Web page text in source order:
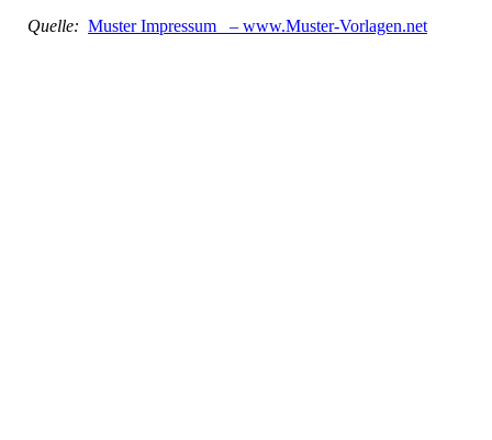
Quelle: Muster Impressum – www.Muster-Vorlagen.net